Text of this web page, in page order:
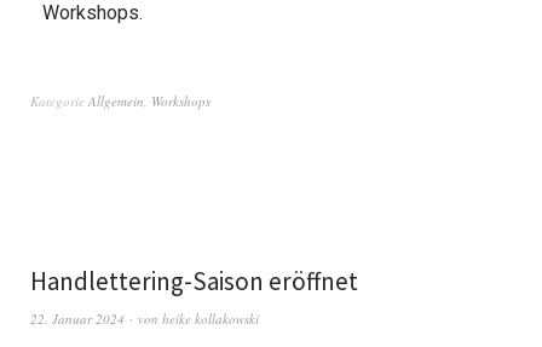
Workshops.
Kategorie Allgemein, Workshops
Handlettering-Saison eröffnet
22. Januar 2024 von heike kollakowski